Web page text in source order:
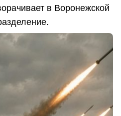
в Воронежской